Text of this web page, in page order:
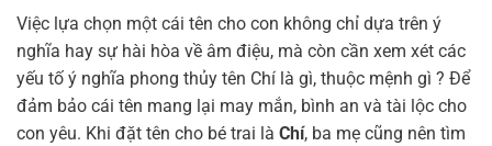
Việc lựa chọn một cái tên cho con không chỉ dựa trên ý
nghĩa hay sự hài hòa về âm điệu, mà còn cần xem xét các
yếu tố ý nghĩa phong thủy tên Chí là gì, thuộc mệnh gì ? Để
đảm bảo cái tên mang lại may mắn, bình an và tài lộc cho
con yêu. Khi đặt tên cho bé trai là Chí, ba mẹ cũng nên tìm